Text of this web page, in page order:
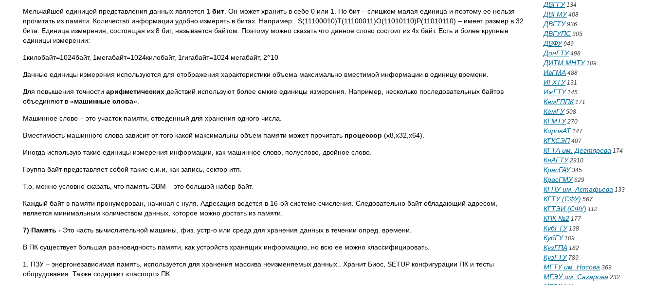
Мельчайшей единицей представления данных является 1 бит . Он может хранить в себе 0 или 1. Но бит – слишком малая единица и поэтому ее нельзя
прочитать из памяти. Количество информации удобно измерять в битах. Например: S(11100010)T(11100011)O(11010110)P(11010110) – имеет размер в 32
бита. Единица измерения, состоящая из 8 бит, называется байтом. Поэтому можно сказать что данное слово состоит из 4х байт. Есть и более крупные
единицы измерении:
1килобайт=1024байт, 1мегабайт=1024килобайт, 1гигабайт=1024 мегабайт, 2^10
Данные единицы измерения используются для отображения характеристики объема максимально вместимой информации в единицу времени.
Для повышения точности арифметических действий используют более емкие единицы измерения. Например, несколько последовательных байтов
объединяют в «машинные слова».
Машинное слово – это участок памяти, отведенный для хранения одного числа.
Вместимость машинного слова зависит от того какой максимальны объем памяти может прочитать процессор (x8,x32,x64).
Иногда использую такие единицы измерения информации, как машинное слово, полуслово, двойное слово.
Группа байт представляет собой такие е.и.и, как запись, сектор итп.
Т.о. можно условно сказать, что память ЭВМ – это большой набор байт.
Каждый байт в памяти пронумерован, начиная с нуля. Адресация ведется в 16-ой системе счисления. Следовательно байт обладающий адресом,
является минимальным количеством данных, которое можно достать из памяти.
7) Память - Это часть вычислительной машины, физ. устр-о или среда для хранения данных в течении опред. времени.
В ПК существует большая разновидность памяти, как устройств хранящих информацию, но всю ее можно классифицировать.
1. ПЗУ – энергонезависимая память, используется для хранения массива неизменяемых данных.. Хранит Биос, SETUP конфигурации ПК и тесты
оборудования. Также содержит «паспорт» ПК.
ДВГГУ134
ДВГМУ408
ДВГТУ936
ДВГУПС 305
ДВФУ949
ДонГТУ498
ДИТМ МНТУ109
ИвГМА 488
ИГХТУ131
ИжГТУ145
КемГППК 171
КемГУ508
КГМТУ270
КировАТ 147
КГКСЭП 407
КГТА им. Дегтярева 174
КнАГТУ2910
КрасГАУ345
КрасГМУ629
КГПУ им. Астафьева 133
КГТУ (СФУ) 567
КГТЭИ (СФУ) 112
КПК №2 177
КубГТУ138
КубГУ109
КузГПА 182
КузГТУ789
МГТУ им. Носова 369
МГЭУ им. Сахарова 232